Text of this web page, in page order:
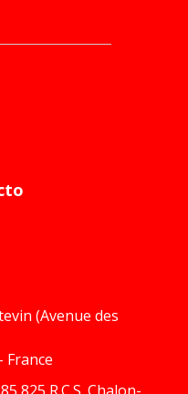
(Avenue des
France